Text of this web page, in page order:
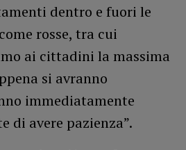
dentro e fuori le
rosse, tra cui
ai cittadini la massima
si avranno
immediatamente
di avere pazienza”.